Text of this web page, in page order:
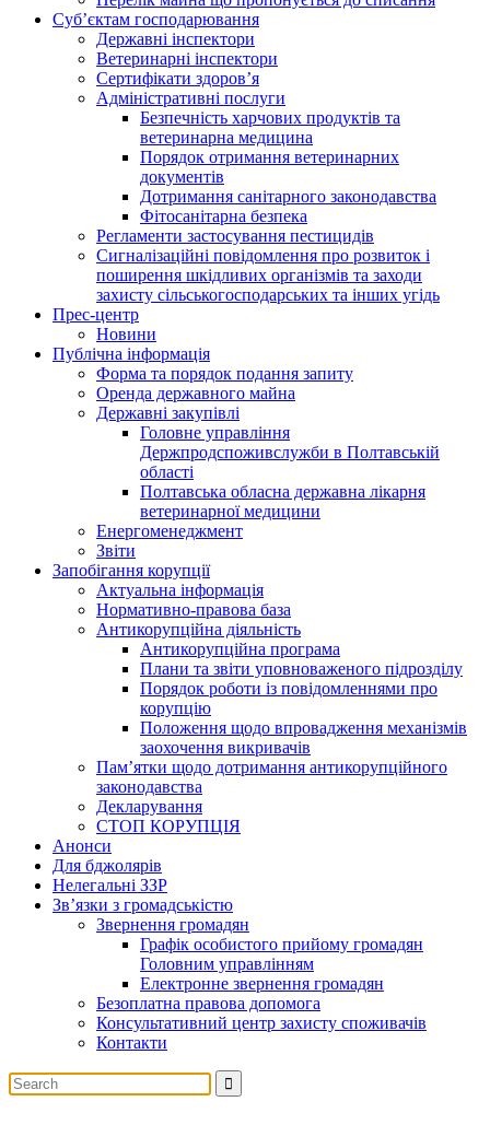
Суб’єктам господарювання
Державні інспектори
Ветеринарні інспектори
Сертифікати здоров’я
Адміністративні послуги
Безпечність харчових продуктів та
ветеринарна медицина
Порядок отримання ветеринарних
документів
Дотримання санітарного законодавства
Фітосанітарна безпека
Регламенти застосування пестицидів
Сигналізаційні повідомлення про розвиток і
поширення шкідливих організмів та заходи
захисту сільськогосподарських та інших угідь
Прес-центр
Новини
Публічна інформація
Форма та порядок подання запиту
Оренда державного майна
Державні закупівлі
Головне управління
Держпродспоживслужби в Полтавській
області
Полтавська обласна державна лікарня
ветеринарної медицини
Енергоменеджмент
Звіти
Запобігання корупції
Актуальна інформація
Нормативно-правова база
Антикорупційна діяльність
Антикорупційна програма
Плани та звіти уповноваженого підрозділу
Порядок роботи із повідомленнями про
корупцію
Положення щодо впровадження механізмів
заохочення викривачів
Пам’ятки щодо дотримання антикорупційного
законодавства
Декларування
СТОП КОРУПЦІЯ
Анонси
Для бджолярів
Нелегальні ЗЗР
Зв’язки з громадськістю
Звернення громадян
Графік особистого прийому громадян
Головним управлінням
Електронне звернення громадян
Безоплатна правова допомога
Консультативний центр захисту споживачів
Контакти